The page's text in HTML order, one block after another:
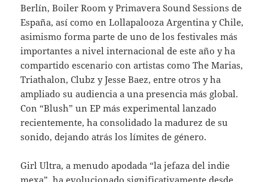
Berlín, Boiler Room y Primavera Sound Sessions de
España, así como en Lollapalooza Argentina y Chile,
asimismo forma parte de uno de los festivales más
importantes a nivel internacional de este año y ha
compartido escenario con artistas como The Marias,
Triathalon, Clubz y Jesse Baez, entre otros y ha
ampliado su audiencia a una presencia más global.
Con “Blush” un EP más experimental lanzado
recientemente, ha consolidado la madurez de su
sonido, dejando atrás los límites de género.
Girl Ultra, a menudo apodada “la jefaza del indie
mexa”, ha evolucionado significativamente desde